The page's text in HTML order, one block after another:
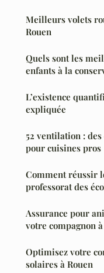
Meilleurs volets
Rouen
Quels sont les
enfants à la
L’existence
expliquée
52 ventilation :
pour cuisines pros
Comment réussir
professorat des
Assurance pour
votre compagnon
Optimisez votre
solaires à Rouen